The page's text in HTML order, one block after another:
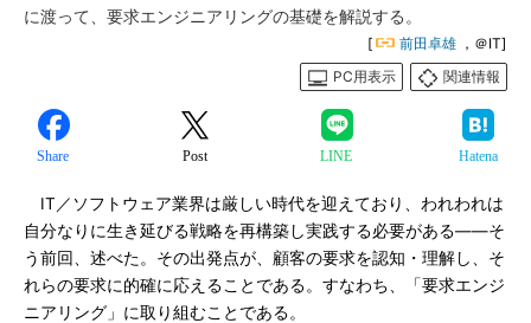
に渡って、要求エンジニアリングの基礎を解説する。
[ 前田卓雄 ，＠IT]
PC用表示
関連情報
Share Post LINE Hatena
IT／ソフトウェア業界は厳しい時代を迎えており、われわれは
自分なりに生き延びる戦略を再構築し実践する必要がある――そ
う前回、述べた。その出発点が、顧客の要求を認知・理解し、そ
れらの要求に的確に応えることである。すなわち、「要求エンジ
ニアリング」に取り組むことである。